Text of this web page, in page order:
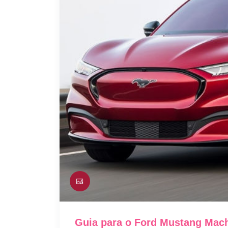
Guia para o Ford Mustang